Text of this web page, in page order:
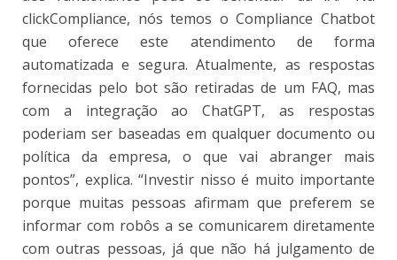
clickCompliance, nós temos o Compliance Chatbot
que oferece este atendimento de forma
automatizada e segura. Atualmente, as respostas
fornecidas pelo bot são retiradas de um FAQ, mas
com a integração ao ChatGPT, as respostas
poderiam ser baseadas em qualquer documento ou
política da empresa, o que vai abranger mais
pontos”, explica. “Investir nisso é muito importante
porque muitas pessoas afirmam que preferem se
informar com robôs a se comunicarem diretamente
com outras pessoas, já que não há julgamento de